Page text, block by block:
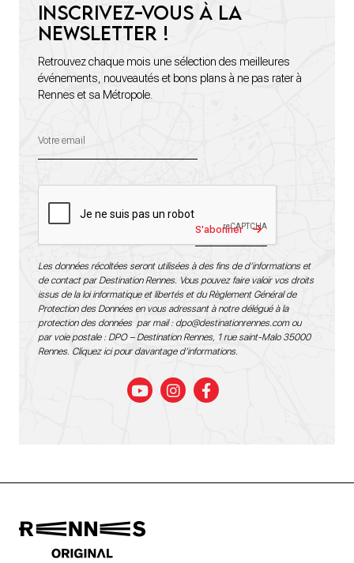
Inscrivez-vous à la
newsletter !
Retrouvez chaque mois une sélection des meilleures
événements, nouveautés et bons plans à ne pas rater à
Rennes et sa Métropole.
S'abonner
Les données récoltées seront utilisées à des fins de d’informations et
de contact par Destination Rennes. Vous pouvez faire valoir vos droits
issus de la loi informatique et libertés et du Règlement Général de
Protection des Données en vous adressant à notre délégué à la
protection des données par mail : dpo@destinationrennes.comou
par voie postale : DPO – Destination Rennes, 1 rue saint-Malo 35000
Rennes. Cliquez ici pour davantage d’informations.